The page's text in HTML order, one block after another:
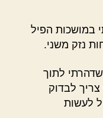
במושכות הפיל
נזק משני.
לתוך
לבדוק
לעשות